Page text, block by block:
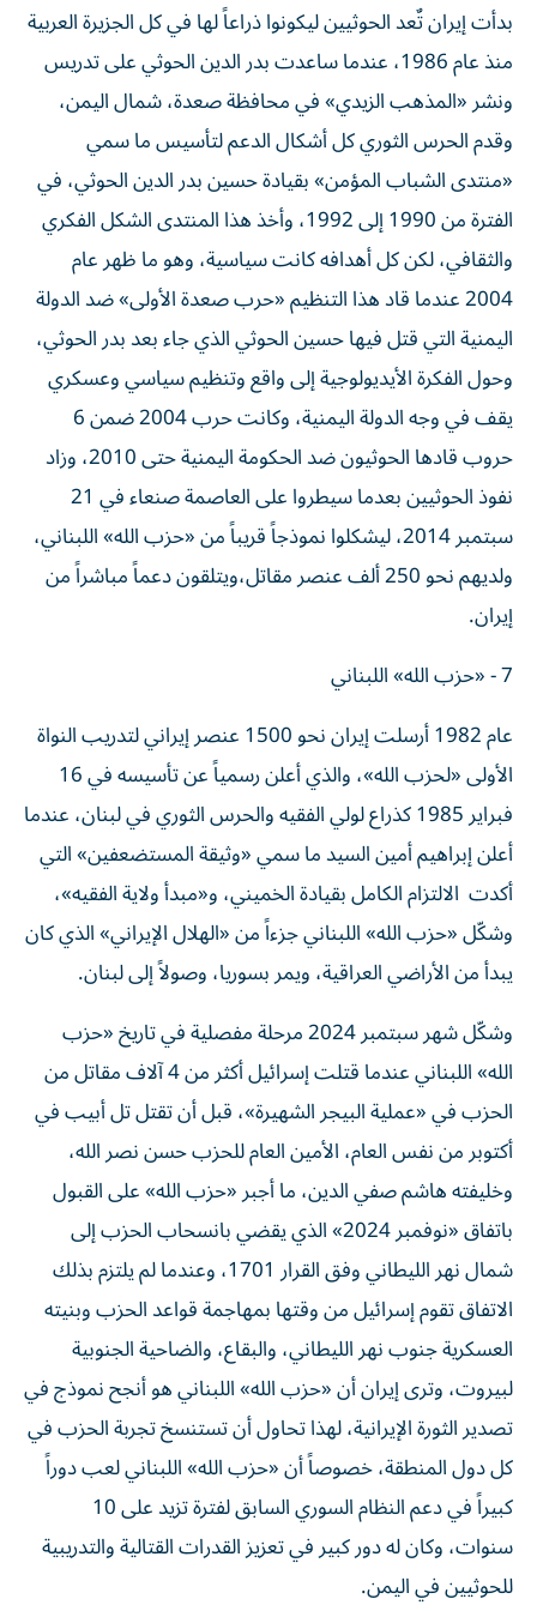
بدأت إيران تٌعد الحوثيين ليكونوا ذراعاً لها في كل الجزيرة العربية
منذ عام 1986، عندما ساعدت بدر الدين الحوثي على تدريس
ونشر «المذهب الزيدي» في محافظة صعدة، شمال اليمن،
وقدم الحرس الثوري كل أشكال الدعم لتأسيس ما سمي
«منتدى الشباب المؤمن» بقيادة حسين بدر الدين الحوثي، في
الفترة من 1990 إلى 1992، وأخذ هذا المنتدى الشكل الفكري
والثقافي، لكن كل أهدافه كانت سياسية، وهو ما ظهر عام
2004 عندما قاد هذا التنظيم «حرب صعدة الأولى» ضد الدولة
اليمنية التي قتل فيها حسين الحوثي الذي جاء بعد بدر الحوثي،
وحول الفكرة الأيديولوجية إلى واقع وتنظيم سياسي وعسكري
يقف في وجه الدولة اليمنية، وكانت حرب 2004 ضمن 6
حروب قادها الحوثيون ضد الحكومة اليمنية حتى 2010، وزاد
نفوذ الحوثيين بعدما سيطروا على العاصمة صنعاء في 21
سبتمبر 2014، ليشكلوا نموذجاً قريباً من «حزب الله» اللبناني،
ولديهم نحو 250 ألف عنصر مقاتل،ويتلقون دعماً مباشراً من
إيران.
7 - «حزب الله» اللبناني
عام 1982 أرسلت إيران نحو 1500 عنصر إيراني لتدريب النواة
الأولى «لحزب الله»، والذي أعلن رسمياً عن تأسيسه في 16
فبراير 1985 كذراع لولي الفقيه والحرس الثوري في لبنان، عندما
أعلن إبراهيم أمين السيد ما سمي «وثيقة المستضعفين» التي
أكدت الالتزام الكامل بقيادة الخميني، و«مبدأ ولاية الفقيه»،
وشكّل «حزب الله» اللبناني جزءاً من «الهلال الإيراني» الذي كان
يبدأ من الأراضي العراقية، ويمر بسوريا، وصولاً إلى لبنان.
وشكّل شهر سبتمبر 2024 مرحلة مفصلية في تاريخ «حزب
الله» اللبناني عندما قتلت إسرائيل أكثر من 4 آلاف مقاتل من
الحزب في «عملية البيجر الشهيرة»، قبل أن تقتل تل أبيب في
أكتوبر من نفس العام، الأمين العام للحزب حسن نصر الله،
وخليفته هاشم صفي الدين، ما أجبر «حزب الله» على القبول
باتفاق «نوفمبر 2024» الذي يقضي بانسحاب الحزب إلى
شمال نهر الليطاني وفق القرار 1701، وعندما لم يلتزم بذلك
الاتفاق تقوم إسرائيل من وقتها بمهاجمة قواعد الحزب وبنيته
العسكرية جنوب نهر الليطاني، والبقاع، والضاحية الجنوبية
لبيروت، وترى إيران أن «حزب الله» اللبناني هو أنجح نموذج في
تصدير الثورة الإيرانية، لهذا تحاول أن تستنسخ تجربة الحزب في
كل دول المنطقة، خصوصاً أن «حزب الله» اللبناني لعب دوراً
كبيراً في دعم النظام السوري السابق لفترة تزيد على 10
سنوات، وكان له دور كبير في تعزيز القدرات القتالية والتدريبية
للحوثيين في اليمن.